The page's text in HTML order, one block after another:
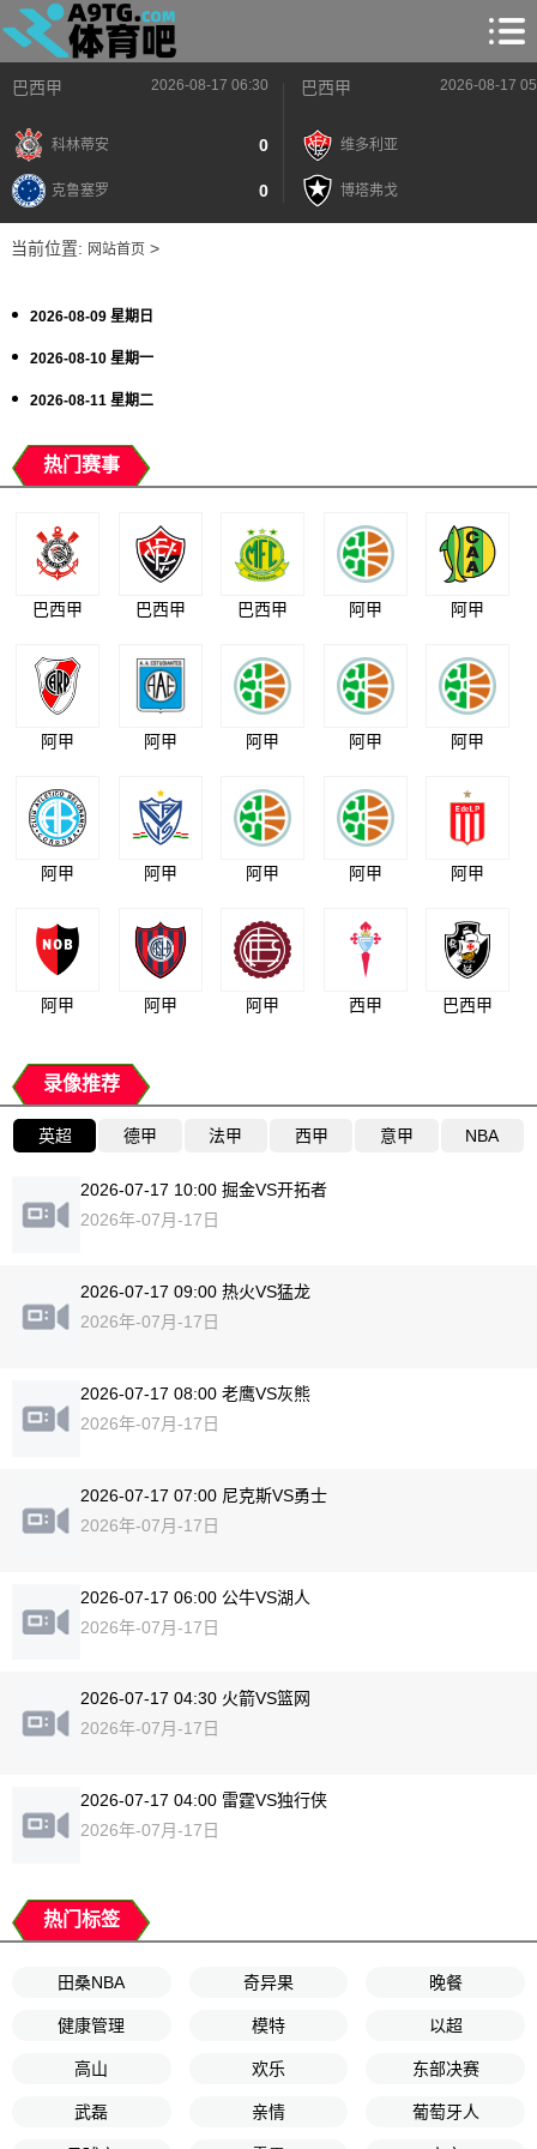
巴西甲 2026-08-17 06:30
科林蒂安 0
克鲁塞罗 0
巴西甲 2026-08-17
维多利亚
博塔弗戈
当前位置: 网站首页>
2026-08-09 星期日
2026-08-10 星期一
2026-08-11 星期二
热门赛事
巴西甲 巴西甲 巴西甲 阿甲 阿甲
阿甲 阿甲 阿甲 阿甲 阿甲
阿甲 阿甲 阿甲 阿甲 阿甲
阿甲 阿甲 阿甲 西甲 巴西甲
录像推荐
英超 德甲 法甲 西甲 意甲 NBA
2026-07-17 10:00 掘金VS开拓者
2026年-07月-17日
2026-07-17 09:00 热火VS猛龙
2026年-07月-17日
2026-07-17 08:00 老鹰VS灰熊
2026年-07月-17日
2026-07-17 07:00 尼克斯VS勇士
2026年-07月-17日
2026-07-17 06:00 公牛VS湖人
2026年-07月-17日
2026-07-17 04:30 火箭VS篮网
2026年-07月-17日
2026-07-17 04:00 雷霆VS独行侠
2026年-07月-17日
热门标签
田桑NBA 奇异果 晚餐
健康管理 模特 以超
高山 欢乐 东部决赛
武磊 亲情 葡萄牙人